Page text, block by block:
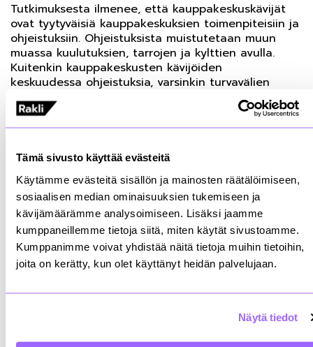
Tämä sivusto käyttää evästeitä
Käytämme evästeitä sisällön ja mainosten räätälöimiseen,
sosiaalisen median ominaisuuksien tukemiseen ja
kävijämäärämme analysoimiseen. Lisäksi jaamme
kumppaneillemme tietoja siitä, miten käytät sivustoamme.
Kumppanimme voivat yhdistää näitä tietoja muihin tietoihin,
joita on kerätty, kun olet käyttänyt heidän palvelujaan.
Näytä tiedot
Tutkimuksesta ilmenee, että kauppakeskuskävijät
ovat tyytyväisiä kauppakeskuksien toimenpiteisiin ja
ohjeistuksiin. Ohjeistuksista muistutetaan muun
muassa kuulutuksien, tarrojen ja kylttien avulla.
Kuitenkin kauppakeskusten kävijöiden
keskuudessa ohjeistuksia, varsinkin turvavälien
noudattamista laiminlyödään, ja tämä madaltaa
turvallisuuden tunnetta. Ohjeistuksien
noudattaminen eli käsihygieniasta huolehtiminen,
ja terveenä asioiminen lisää turvallisuuden
Käsien desinfiointiaineiden asettelu ja
laatu nousi yhdeksi tärkeimmäksi asiaksi
käsitellessä. Desinfiointiaineen tuoksu, koostumus,
määrä ja asettelu määrittelee suuresti sen, ottaako
kävijä seuraavalla kerralla kyseistä
käyttöön taas liittyy sosiaalista painetta, pelkoa
desinfiointiaineen ja kasvomaskin käyttöön
vaikuttaa ihmismäärä kauppakeskuksissa sekä sen